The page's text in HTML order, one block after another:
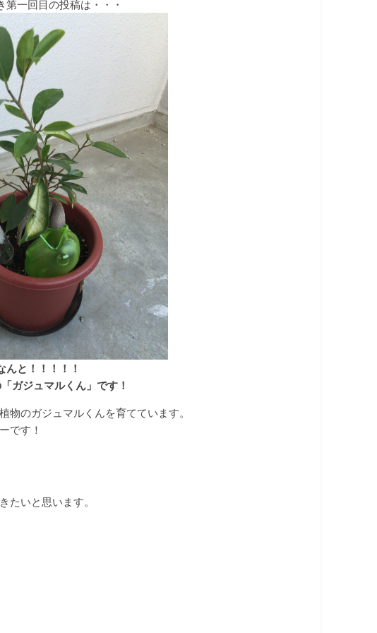
第一回目の投稿は・・・
んと！！！！！
ガジュマルくん」です！
のガジュマルくんを育てています。
です！
たいと思います。